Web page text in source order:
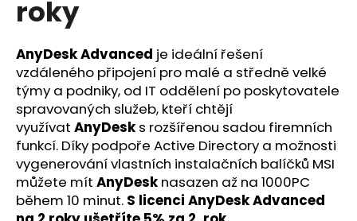
roky
AnyDesk Advanced je ideální řešení
vzdáleného připojení pro malé a středně velké
týmy a podniky, od IT oddělení po poskytovatele
spravovaných služeb, kteří chtějí
využívat AnyDesk s rozšířenou sadou firemních
funkcí. Díky podpoře Active Directory a možnosti
vygenerování vlastních instalačních balíčků MSI
můžete mít AnyDesk nasazen až na 1000PC
během 10 minut. S licenci AnyDesk Advanced
a
í
t
?
HLEDAT